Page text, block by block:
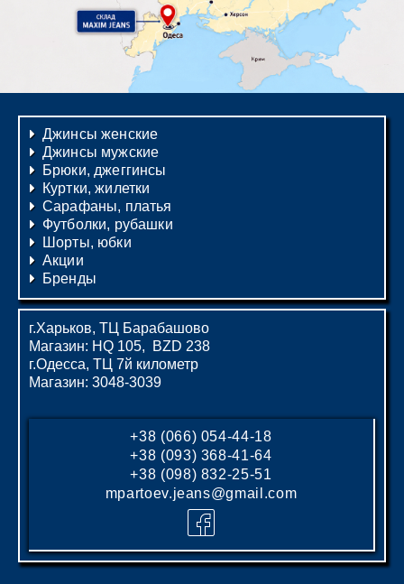
Джинсы женские
Джинсы мужские
Брюки, джеггинсы
Куртки, жилетки
Сарафаны, платья
Футболки, рубашки
Шорты, юбки
Акции
Бренды
г.Харьков, ТЦ Барабашово
Магазин: HQ 105, BZD 238
г.Одесса, ТЦ 7й километр
Магазин: 3048-3039
+38 (066) 054-44-18
+38 (093) 368-41-64
+38 (098) 832-25-51
mpartoev.jeans@gmail.com